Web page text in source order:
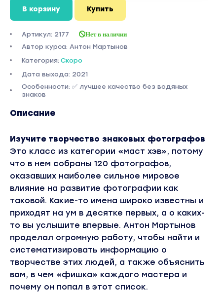
В корзину Купить
Артикул: 2177 Нет в наличии
Автор курса: Антон Мартынов
Категория: Скоро
Дата выхода: 2021
Особенности: ✅ лучшее качество без водяных
знаков
Описание
Изучите творчество знаковых фотографов
Это класс из категории «маст хэв», потому
что в нем собраны 120 фотографов,
оказавших наиболее сильное мировое
влияние на развитие фотографии как
таковой. Какие-то имена широко известны и
приходят на ум в десятке первых, а о каких-
то вы услышите впервые. Антон Мартынов
проделал огромную работу, чтобы найти и
систематизировать информацию о
творчестве этих людей, а также объяснить
вам, в чем «фишка» каждого мастера и
почему он попал в этот список.